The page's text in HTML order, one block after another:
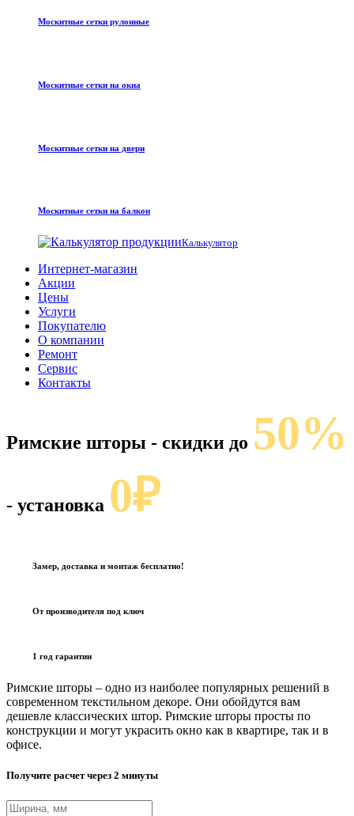
Москитные сетки рулонные
Москитные сетки на окна
Москитные сетки на двери
Москитные сетки на балкон
Калькулятор
Интернет-магазин
Акции
Цены
Услуги
Покупателю
О компании
Ремонт
Сервис
Контакты
Римские шторы - скидки до 50%
- установка 0₽
Замер, доставка и монтаж бесплатно!
От производителя под ключ
1 год гарантии
Римские шторы – одно из наиболее популярных решений в
современном текстильном декоре. Они обойдутся вам
дешевле классических штор. Римские шторы просты по
конструкции и могут украсить окно как в квартире, так и в
офисе.
Получите расчет через 2 минуты